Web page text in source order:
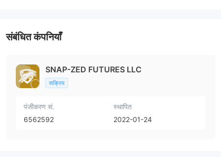
संबंधित कंपनियाँ
SNAP-ZED FUTURES LLC
सक्रिय
पंजीकरण सं.
6562592
स्थापित
2022-01-24